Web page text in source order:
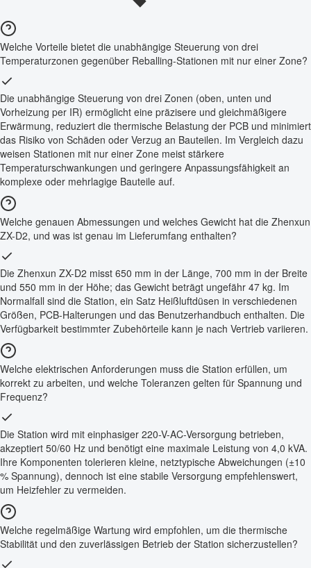
Welche Vorteile bietet die unabhängige Steuerung von drei
Temperaturzonen gegenüber Reballing-Stationen mit nur einer Zone?
Die unabhängige Steuerung von drei Zonen (oben, unten und
Vorheizung per IR) ermöglicht eine präzisere und gleichmäßigere
Erwärmung, reduziert die thermische Belastung der PCB und minimiert
das Risiko von Schäden oder Verzug an Bauteilen. Im Vergleich dazu
weisen Stationen mit nur einer Zone meist stärkere
Temperaturschwankungen und geringere Anpassungsfähigkeit an
komplexe oder mehrlagige Bauteile auf.
Welche genauen Abmessungen und welches Gewicht hat die Zhenxun
ZX-D2, und was ist genau im Lieferumfang enthalten?
Die Zhenxun ZX-D2 misst 650 mm in der Länge, 700 mm in der Breite
und 550 mm in der Höhe; das Gewicht beträgt ungefähr 47 kg. Im
Normalfall sind die Station, ein Satz Heißluftdüsen in verschiedenen
Größen, PCB-Halterungen und das Benutzerhandbuch enthalten. Die
Verfügbarkeit bestimmter Zubehörteile kann je nach Vertrieb variieren.
Welche elektrischen Anforderungen muss die Station erfüllen, um
korrekt zu arbeiten, und welche Toleranzen gelten für Spannung und
Frequenz?
Die Station wird mit einphasiger 220-V-AC-Versorgung betrieben,
akzeptiert 50/60 Hz und benötigt eine maximale Leistung von 4,0 kVA.
Ihre Komponenten tolerieren kleine, netztypische Abweichungen (±10
% Spannung), dennoch ist eine stabile Versorgung empfehlenswert,
um Heizfehler zu vermeiden.
Welche regelmäßige Wartung wird empfohlen, um die thermische
Stabilität und den zuverlässigen Betrieb der Station sicherzustellen?